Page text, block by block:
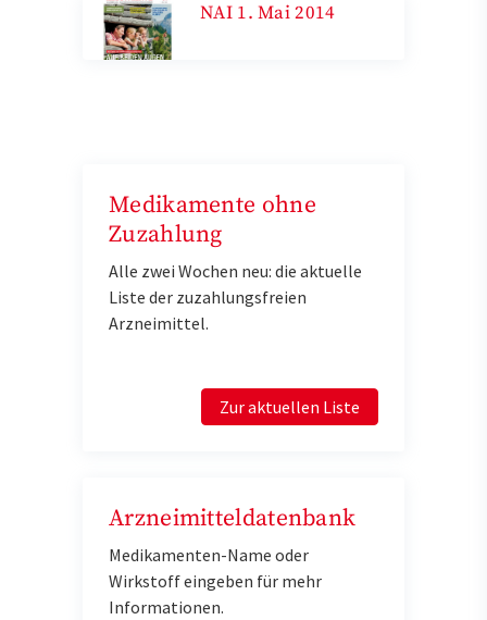
NAI 1. Mai 2014
Medikamente ohne
Zuzahlung
Alle zwei Wochen neu: die aktuelle
Liste der zuzahlungsfreien
Arzneimittel.
Zur aktuellen Liste
Arzneimitteldatenbank
Medikamenten-Name oder
Wirkstoff eingeben für mehr
Informationen.